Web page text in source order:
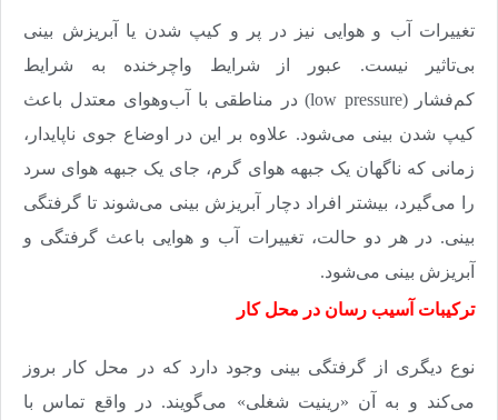
تغییرات آب‌ و هوایی نیز در پر و کیپ ‌شدن یا آبریزش بینی
بی‌تاثیر نیست. عبور از شرایط واچرخنده به شرایط
کم‌فشار
(low pressure) در مناطقی با آب‌وهوای معتدل باعث
کیپ‌ شدن بینی می‌شود. علاوه بر این در اوضاع جوی ناپایدار،
زمانی که ناگهان یک جبهه هوای گرم، جای یک جبهه هوای سرد
را می‌گیرد، بیشتر افراد دچار آبریزش بینی می‌شوند تا گرفتگی
بینی. در هر دو حالت، تغییرات آب‌ و هوایی باعث گرفتگی و
آبریزش بینی می‌شود.
ترکیبات آسیب ‌رسان در محل کار
نوع دیگری از گرفتگی بینی وجود دارد که در محل کار بروز
می‌کند و به آن «رینیت شغلی» می‌گویند. در واقع تماس با